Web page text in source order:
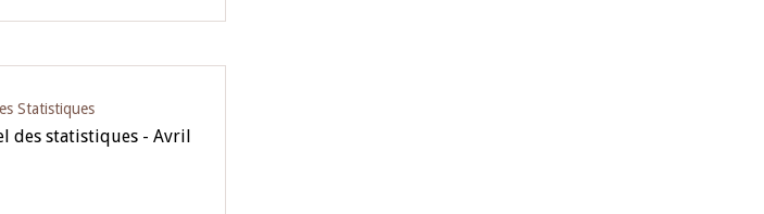
Statistiques
des statistiques - Avril